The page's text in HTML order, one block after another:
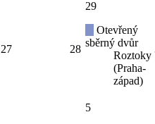
27 28
29
Otevřený
sběrný dvůr
Roztoky
(Praha-
západ)
5